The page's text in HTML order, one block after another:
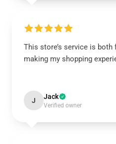
This store’s service is both
making my shopping
J Jack
Verified owner